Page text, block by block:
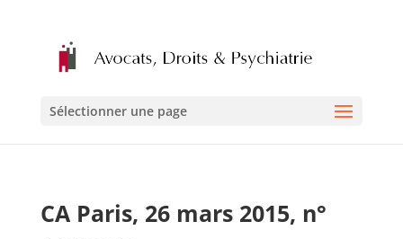
Sélectionner une page
CA Paris, 26 mars 2015, n°